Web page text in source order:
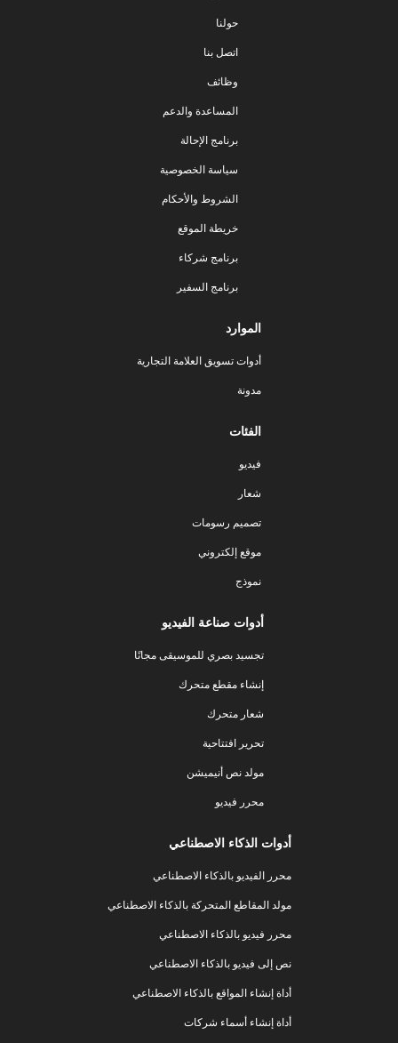
حولنا
اتصل بنا
وظائف
المساعدة والدعم
برنامج الإحالة
سياسة الخصوصية
الشروط والأحكام
خريطة الموقع
برنامج شركاء
برنامج السفير
الموارد
أدوات تسويق العلامة التجارية
مدونة
الفئات
فيديو
شعار
تصميم رسومات
موقع إلكتروني
نموذج
أدوات صناعة الفيديو
تجسيد بصري للموسيقى مجانًا
إنشاء مقطع متحرك
شعار متحرك
تحرير افتتاحية
مولد نص أنيميشن
محرر فيديو
أدوات الذكاء الاصطناعي
محرر الفيديو بالذكاء الاصطناعي
مولد المقاطع المتحركة بالذكاء الاصطناعي
محرر فيديو بالذكاء الاصطناعي
نص إلى فيديو بالذكاء الاصطناعي
أداة إنشاء المواقع بالذكاء الاصطناعي
أداة إنشاء أسماء شركات